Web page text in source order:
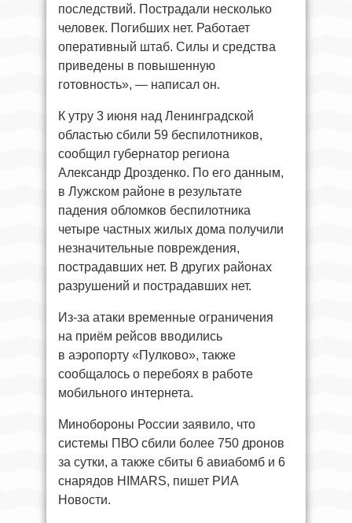
последствий. Пострадали несколько
человек. Погибших нет. Работает
оперативный штаб. Силы и средства
приведены в повышенную
готовность», — написал он.
К утру 3 июня над Ленинградской
областью сбили 59 беспилотников,
сообщил губернатор региона
Александр Дрозденко. По его данным,
в Лужском районе в результате
падения обломков беспилотника
четыре частных жилых дома получили
незначительные повреждения,
пострадавших нет. В других районах
разрушений и пострадавших нет.
Из-за атаки временные ограничения
на приём рейсов вводились
в аэропорту «Пулково», также
сообщалось о перебоях в работе
мобильного интернета.
Минобороны России заявило, что
системы ПВО сбили более 750 дронов
за сутки, а также сбиты 6 авиабомб и 6
снарядов HIMARS, пишет РИА
Новости.